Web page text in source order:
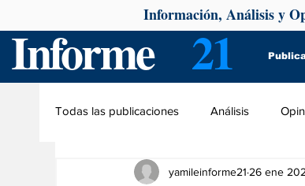
Informe 21
Información, Análisis y
Todas las publicaciones Análisis
yamileinforme21 26 ene